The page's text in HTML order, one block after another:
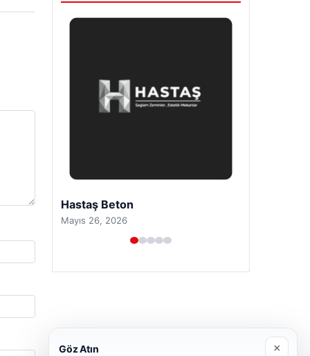
Prenses Night Club
Nisan 29, 2026
Göz Atın ×